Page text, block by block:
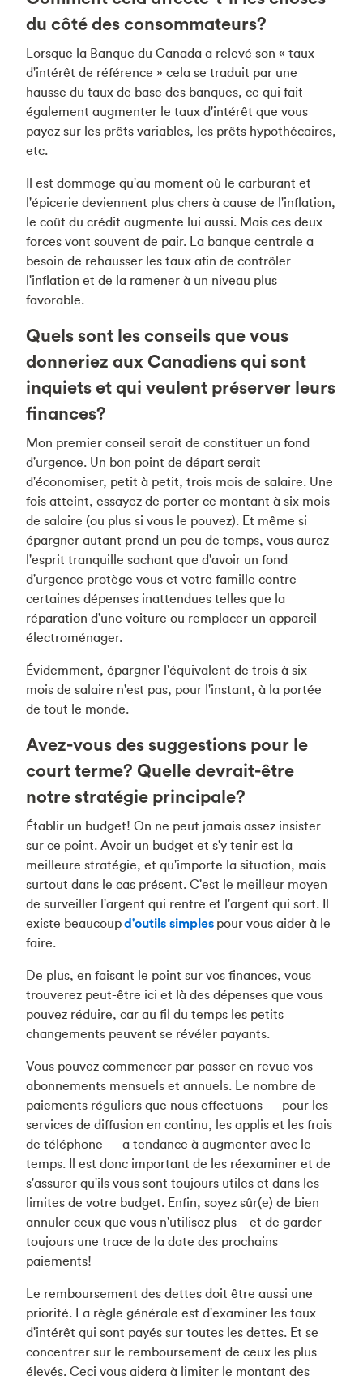
du côté des consommateurs?
Lorsque la Banque du Canada a relevé son « taux
d'intérêt de référence » cela se traduit par une
hausse du taux de base des banques, ce qui fait
également augmenter le taux d'intérêt que vous
payez sur les prêts variables, les prêts hypothécaires,
etc.
Il est dommage qu'au moment où le carburant et
l'épicerie deviennent plus chers à cause de l'inflation,
le coût du crédit augmente lui aussi. Mais ces deux
forces vont souvent de pair. La banque centrale a
besoin de rehausser les taux afin de contrôler
l'inflation et de la ramener à un niveau plus
favorable.
Quels sont les conseils que vous
donneriez aux Canadiens qui sont
inquiets et qui veulent préserver leurs
finances?
Mon premier conseil serait de constituer un fond
d'urgence. Un bon point de départ serait
d'économiser, petit à petit, trois mois de salaire. Une
fois atteint, essayez de porter ce montant à six mois
de salaire (ou plus si vous le pouvez). Et même si
épargner autant prend un peu de temps, vous aurez
l'esprit tranquille sachant que d'avoir un fond
d'urgence protège vous et votre famille contre
certaines dépenses inattendues telles que la
réparation d'une voiture ou remplacer un appareil
électroménager.
Évidemment, épargner l'équivalent de trois à six
mois de salaire n'est pas, pour l'instant, à la portée
de tout le monde.
Avez-vous des suggestions pour le
court terme? Quelle devrait-être
notre stratégie principale?
Établir un budget! On ne peut jamais assez insister
sur ce point. Avoir un budget et s'y tenir est la
meilleure stratégie, et qu'importe la situation, mais
surtout dans le cas présent. C'est le meilleur moyen
de surveiller l'argent qui rentre et l'argent qui sort. Il
existe beaucoupd'outils simples pour vous aider à le
faire.
De plus, en faisant le point sur vos finances, vous
trouverez peut-être ici et là des dépenses que vous
pouvez réduire, car au fil du temps les petits
changements peuvent se révéler payants.
Vous pouvez commencer par passer en revue vos
abonnements mensuels et annuels. Le nombre de
paiements réguliers que nous effectuons — pour les
services de diffusion en continu, les applis et les frais
de téléphone — a tendance à augmenter avec le
temps. Il est donc important de les réexaminer et de
s'assurer qu'ils vous sont toujours utiles et dans les
limites de votre budget. Enfin, soyez sûr(e) de bien
annuler ceux que vous n'utilisez plus – et de garder
toujours une trace de la date des prochains
paiements!
Le remboursement des dettes doit être aussi une
priorité. La règle générale est d'examiner les taux
d'intérêt qui sont payés sur toutes les dettes. Et se
concentrer sur le remboursement de ceux les plus
élevés. Ceci vous aidera à limiter le montant des